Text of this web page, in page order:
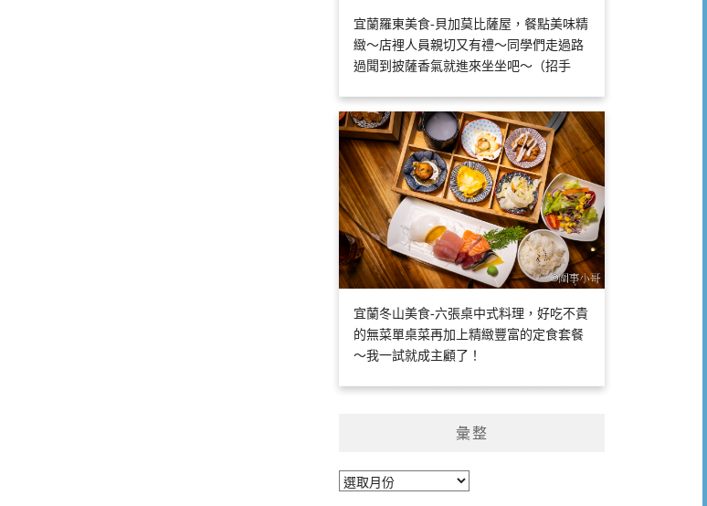
宜蘭羅東美食-貝加莫比薩屋，餐點美味精
緻～店裡人員親切又有禮～同學們走過路
過聞到披薩香氣就進來坐坐吧～（招手
宜蘭冬山美食-六張桌中式料理，好吃不貴
的無菜單桌菜再加上精緻豐富的定食套餐
～我一試就成主顧了！
彙整
彙